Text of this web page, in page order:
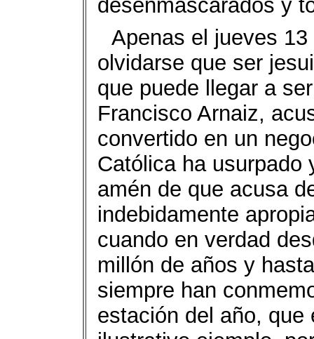
desenmascarados y
Apenas el jueves
olvidarse que ser
que puede llegar a
Francisco Arnaiz,
convertido en un
Católica ha usurpado
amén de que acusa
indebidamente
cuando en verdad
millón de años y
siempre han
estación del año,